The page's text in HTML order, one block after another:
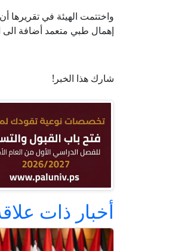
واختتمت الهيئة في
إهمال طبي متعمد أضافة
شارك هذا الخبر!
أخبار ذات